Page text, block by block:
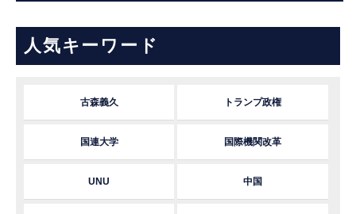
人気キーワード
古森義久 トランプ政権
国連大学 国際機関改革
UNU 中国